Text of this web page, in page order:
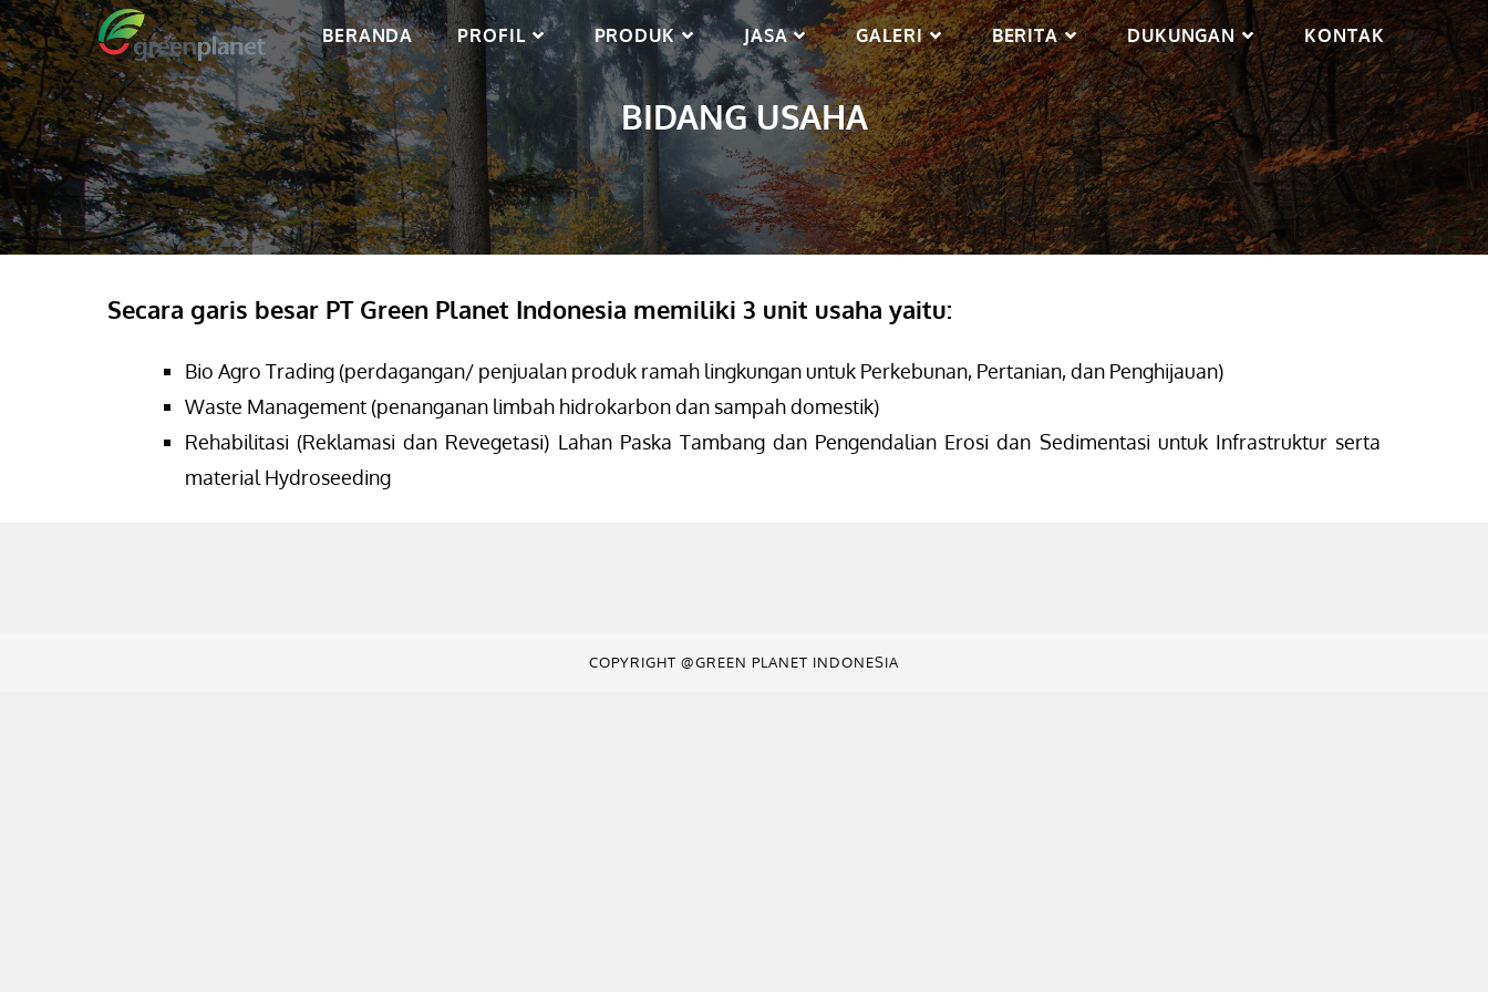
BERANDA PROFIL PRODUK JASA GALERI BERITA DUKUNGAN KONTAK
BIDANG USAHA
Secara garis besar PT Green Planet Indonesia memiliki 3 unit usaha yaitu:
Bio Agro Trading (perdagangan/ penjualan produk ramah lingkungan untuk Perkebunan, Pertanian, dan Penghijauan)
Waste Management (penanganan limbah hidrokarbon dan sampah domestik)
Rehabilitasi (Reklamasi dan Revegetasi) Lahan Paska Tambang dan Pengendalian Erosi dan Sedimentasi untuk Infrastruktur serta
material Hydroseeding
COPYRIGHT @GREEN PLANET INDONESIA